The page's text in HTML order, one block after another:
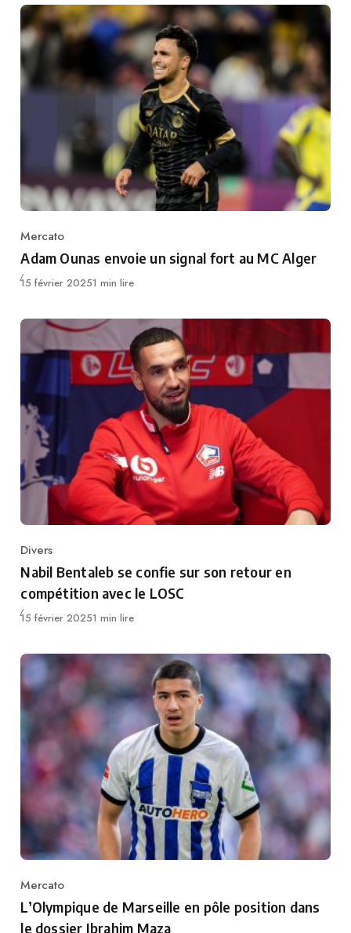
Category
Mercato
Adam Ounas envoie un signal fort au MC Alger
Publié
15 février 20251 min lire
Category
Divers
Nabil Bentaleb se confie sur son retour en
compétition avec le LOSC
Publié
15 février 20251 min lire
Category
Mercato
L’Olympique de Marseille en pôle position dans
le dossier Ibrahim Maza